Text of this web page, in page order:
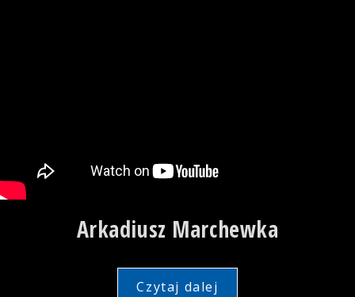
Arkadiusz Marchewka
Czytaj dalej